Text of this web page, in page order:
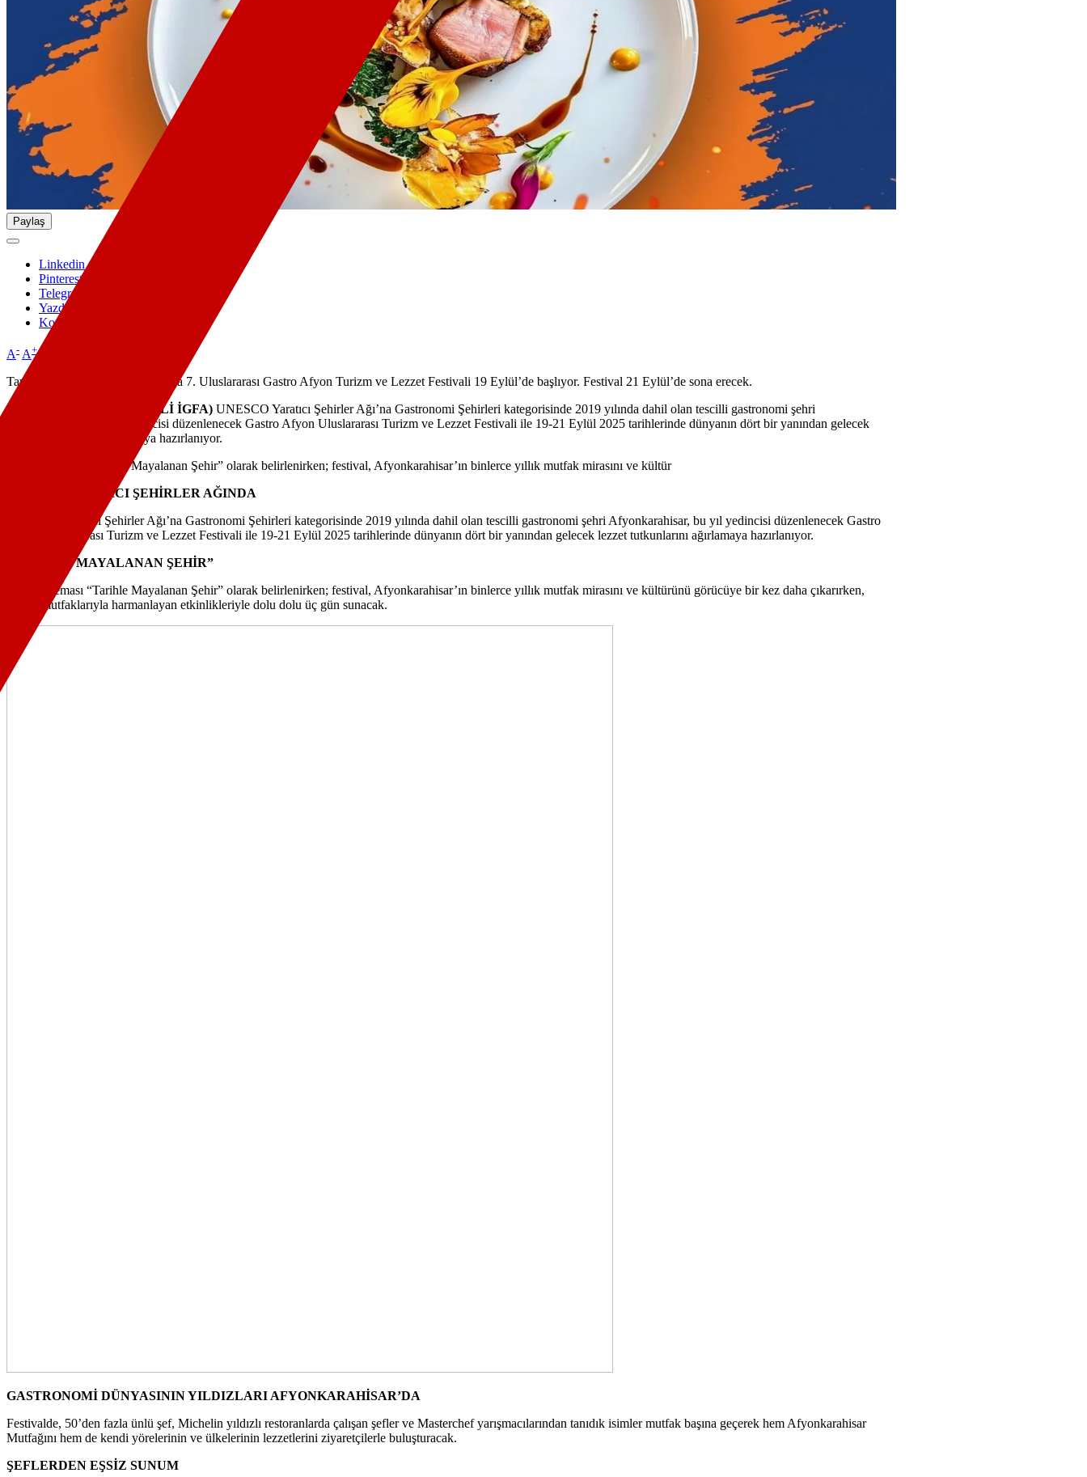
Paylaş
Linkedin
Pinterest
Telegram
Yazdır
Kopyala
A- A+
Tarihle Mayalanan Şehir temasıyla 7. Uluslararası Gastro Afyon Turizm ve Lezzet Festivali 19 Eylül’de başlıyor. Festival 21 Eylül’de sona erecek.
Özden DEMİRCİ (KOCAELİ İGFA) UNESCO Yaratıcı Şehirler Ağı’na Gastronomi Şehirleri kategorisinde 2019 yılında dahil olan tescilli gastronomi şehri
Afyonkarahisar, bu yıl yedincisi düzenlenecek Gastro Afyon Uluslararası Turizm ve Lezzet Festivali ile 19-21 Eylül 2025 tarihlerinde dünyanın dört bir yanından gelecek
lezzet tutkunlarını ağırlamaya hazırlanıyor.
Bu yılın teması “Tarihle Mayalanan Şehir” olarak belirlenirken; festival, Afyonkarahisar’ın binlerce yıllık mutfak mirasını ve kültür
UNESCO YARATICI ŞEHİRLER AĞINDA
UNESCO Yaratıcı Şehirler Ağı’na Gastronomi Şehirleri kategorisinde 2019 yılında dahil olan tescilli gastronomi şehri Afyonkarahisar, bu yıl yedincisi düzenlenecek Gastro
Afyon Uluslararası Turizm ve Lezzet Festivali ile 19-21 Eylül 2025 tarihlerinde dünyanın dört bir yanından gelecek lezzet tutkunlarını ağırlamaya hazırlanıyor.
“TARİHLE MAYALANAN ŞEHİR”
Bu yılın teması “Tarihle Mayalanan Şehir” olarak belirlenirken; festival, Afyonkarahisar’ın binlerce yıllık mutfak mirasını ve kültürünü görücüye bir kez daha çıkarırken,
dünya mutfaklarıyla harmanlayan etkinlikleriyle dolu dolu üç gün sunacak.
GASTRONOMİ DÜNYASININ YILDIZLARI AFYONKARAHİSAR’DA
Festivalde, 50’den fazla ünlü şef, Michelin yıldızlı restoranlarda çalışan şefler ve Masterchef yarışmacılarından tanıdık isimler mutfak başına geçerek hem Afyonkarahisar
Mutfağını hem de kendi yörelerinin ve ülkelerinin lezzetlerini ziyaretçilerle buluşturacak.
ŞEFLERDEN EŞSİZ SUNUM